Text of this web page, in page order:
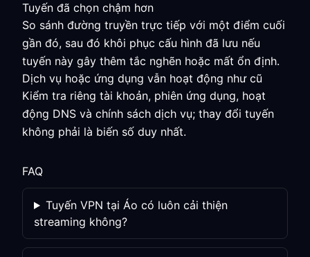
Tuyến đã chọn chậm hơn
So sánh đường truyền trực tiếp với một điểm cuối
gần đó, sau đó khôi phục cấu hình đã lưu nếu
tuyến này gây thêm tắc nghẽn hoặc mất ổn định.
Dịch vụ hoặc ứng dụng vẫn hoạt động như cũ
Kiểm tra riêng tài khoản, phiên ứng dụng, hoạt
động DNS và chính sách dịch vụ; thay đổi tuyến
không phải là biến số duy nhất.
FAQ
Tuyến VPN tại Áo có luôn cải thiện
streaming không?